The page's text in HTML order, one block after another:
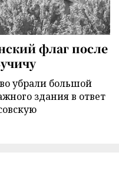
флаг после
убрали большой
здания в ответ